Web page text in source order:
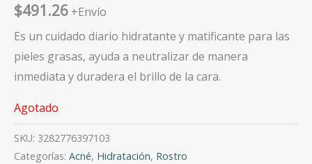
$491.26 +Envío
Es un cuidado diario hidratante y matificante para las
pieles grasas, ayuda a neutralizar de manera
inmediata y duradera el brillo de la cara.
Agotado
SKU: 3282776397103
Categorías: Acné, Hidratación, Rostro